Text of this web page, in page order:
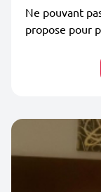
Ne pouvant
propose pour